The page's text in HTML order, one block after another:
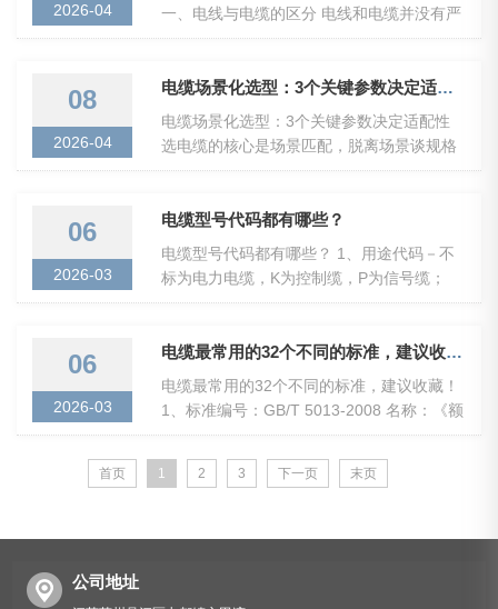
2026-04
一、电线与电缆的区分 电线和电缆并没有严
格的界限。 通常将芯数少、产品直径小、结
电线，其他...
08
2026-04
电缆场景化选型：3个关键参数决定适配性
电缆场景化选型：3个关键参数决定适配性
选电缆的核心是场景匹配，脱离场景谈规格
都是空谈，关键看这3个参数： 1.导体规格：
接决定电缆承...
06
2026-03
电缆型号代码都有哪些？
电缆型号代码都有哪些？ 1、用途代码－不
标为电力电缆，K为控制缆，P为信号缆；
2、绝缘代码－Z油浸纸，X橡胶，V聚氯乙
为铜，L为铝； 4、内...
06
2026-03
电缆最常用的32个不同的标准，建议收藏！
电缆最常用的32个不同的标准，建议收藏！
1、标准编号：GB/T 5013-2008 名称：《额
定电压450/750V及以下橡皮绝缘电缆》 2、
标准编号：GB/T 5023-2006 名称：《额定
电压450/750V及以下聚氯乙烯绝...
首页 1 2 3 下一页 末页
公司地址